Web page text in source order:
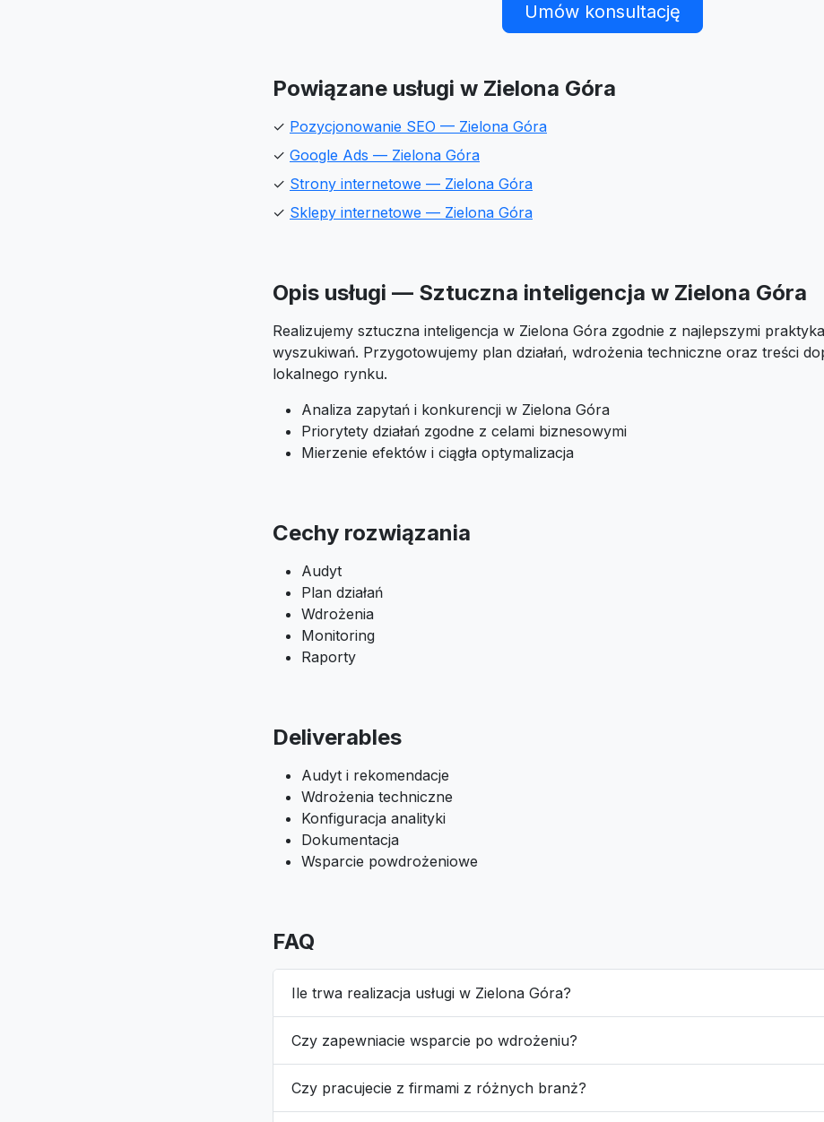
Umów konsultację
Powiązane usługi w Zielona Góra
✓ Pozycjonowanie SEO — Zielona Góra
✓ Google Ads — Zielona Góra
✓ Strony internetowe — Zielona Góra
✓ Sklepy internetowe — Zielona Góra
Opis usługi — Sztuczna inteligencja w Zielona Góra
Realizujemy sztuczna inteligencja w Zielona Góra zgodnie z najlepszymi
wyszukiwań. Przygotowujemy plan działań, wdrożenia techniczne oraz treści
lokalnego rynku.
Analiza zapytań i konkurencji w Zielona Góra
Priorytety działań zgodne z celami biznesowymi
Mierzenie efektów i ciągła optymalizacja
Cechy rozwiązania
Audyt
Plan działań
Wdrożenia
Monitoring
Raporty
Deliverables
Audyt i rekomendacje
Wdrożenia techniczne
Konfiguracja analityki
Dokumentacja
Wsparcie powdrożeniowe
FAQ
Ile trwa realizacja usługi w Zielona Góra?
Czy zapewniacie wsparcie po wdrożeniu?
Czy pracujecie z firmami z różnych branż?